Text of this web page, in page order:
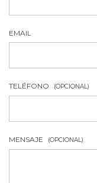
EMAIL
TELÉFONO (OPCIONAL)
MENSAJE (OPCIONAL)